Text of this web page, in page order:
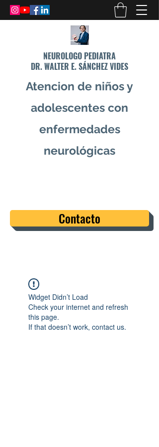
NEUROLOGO PEDIATRA
DR. WALTER E. SÁNCHEZ VIDES
Atencion de niños y
adolescentes con
enfermedades
neurológicas
Contacto
Widget Didn’t Load
Check your internet and refresh
this page.
If that doesn’t work, contact us.